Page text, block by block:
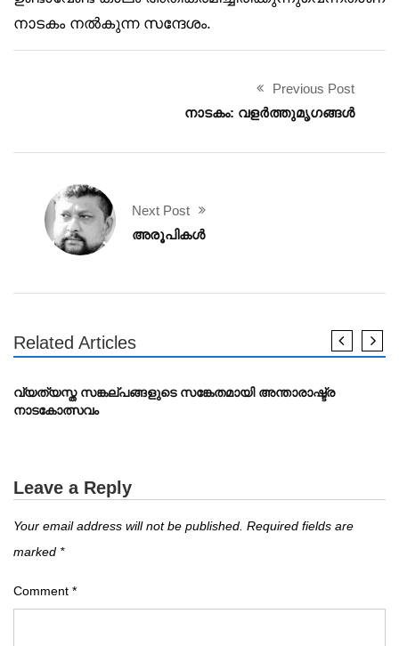
നാടകം നൽകുന്ന സന്ദേശം.
Previous Post
നാടകം: വളർത്തുമൃഗങ്ങൾ
Next Post
അരൂപികൾ
Related Articles
DRAMA
വ്യത്യസ്ത സങ്കല്പങ്ങളുടെ സങ്കേതമായി അന്താരാഷ്ട്ര
നാടകോത്സവം
Leave a Reply
Your email address will not be published. Required fields are
marked *
Comment *